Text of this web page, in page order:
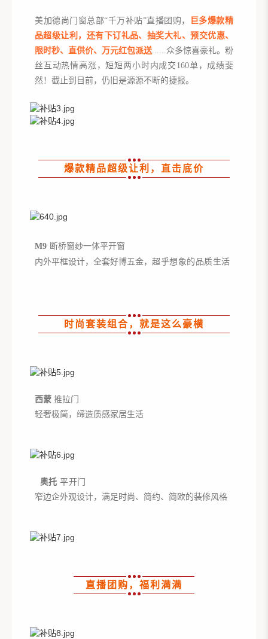
美加德尚门窗总部“千万补贴”直播团购，
巨多爆款精
品超级让利，还有下订礼品、抽奖大礼、预交优惠、
限时秒、直供价、万元红包派送......众多惊喜豪礼。粉
丝互动热情高涨，短短两小时内成交160单，成绩斐
然！截止到目前，仍旧是源源不断的捷报。
爆款精品超级让利，直击底价
M9 断桥窗纱一体平开窗
内外平框设计，全套好博五金， 超乎想象的品质生活
时尚套装组合，就是这么豪横
西蒙 推拉门
轻奢极简，缔造质感家居生活
奥托 平开门
窄边企外观设计，满足时尚、简约、简欧的装修风格
直播团购，福利满满